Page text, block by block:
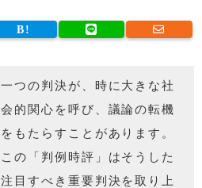
一つの判決が、時に大きな社
会的関心を呼び、議論の転機
をもたらすことがあります。
この「判例時評」はそうした
注目すべき重要判決を取り上